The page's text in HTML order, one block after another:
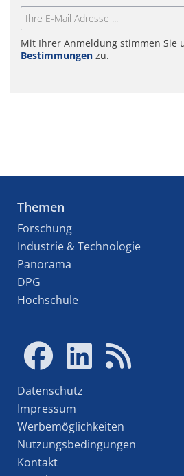
Mit Ihrer Anmeldung stimmen Sie
Bestimmungen zu.
Themen
Forschung
Industrie & Technologie
Panorama
DPG
Hochschule
Datenschutz
Impressum
Werbemöglichkeiten
Nutzungsbedingungen
Kontakt